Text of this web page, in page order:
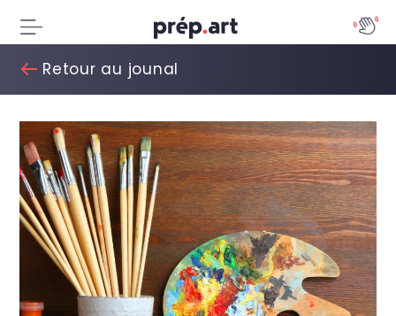
Retour au jounal